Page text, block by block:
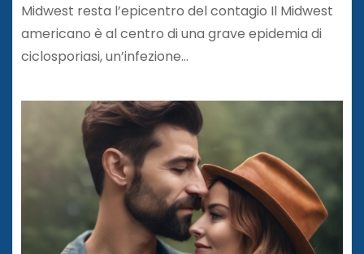
Midwest resta l’epicentro del contagio Il Midwest
americano è al centro di una grave epidemia di
ciclosporiasi, un’infezione…